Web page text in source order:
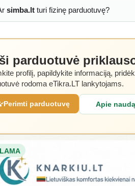
simba.ltturi fizinę parduotuvę?
parduotuvė
profilį, papildykite informaciją,
rodoma eTikra.LT lankytojams.
Perimti parduotuvę Apie